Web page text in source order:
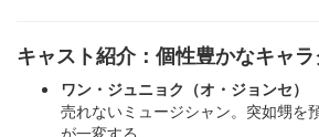
キャスト紹介：個性豊かなキャ
ワン・ジュニョク（オ・ジョンセ）
売れないミュージシャン。突如甥を
が一変する。